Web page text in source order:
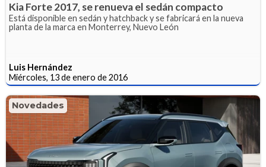
Kia Forte 2017, se renueva el sedán compacto
Está disponible en sedán y hatchback y se fabricará en la nueva
planta de la marca en Monterrey, Nuevo León
Luis Hernández
Miércoles, 13 de enero de 2016
Novedades